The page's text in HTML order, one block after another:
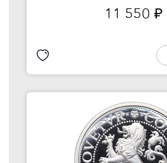
11 550 руб.